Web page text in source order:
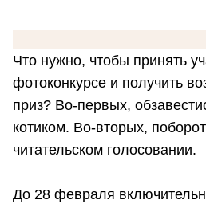
Что нужно, чтобы принять
фотоконкурсе и получить
приз? Во-первых,
котиком. Во-вторых,
читательском голосовании.
До 28 февраля